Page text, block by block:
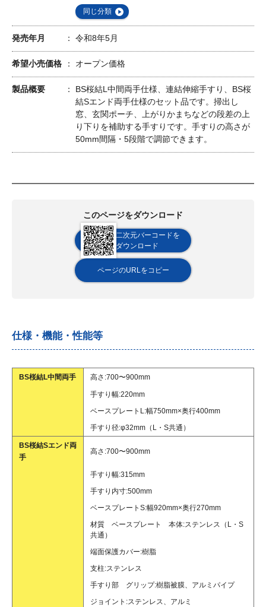
同じ分類
発売年月 令和8年5月
希望小売価格 オープン価格
製品概要
BS桜結L中間両手仕様、連結伸縮手すり、BS桜
結Sエンド両手仕様のセット品です。掃出し
窓、玄関ポーチ、上がりかまちなどの段差の上
り下りを補助する手すりです。手すりの高さが
50mm間隔・5段階で調節できます。
このページをダウンロード
二次元バーコードを
ダウンロード
ページのURLをコピー
仕様・機能・性能等
BS桜結L中間両手 高さ:700〜900mm
手すり幅:220mm
ベースプレートL:幅750mm×奥行400mm
手すり径:φ32mm（L・S共通）
BS桜結Sエンド両
手
高さ:700〜900mm
手すり幅:315mm
手すり内寸:500mm
ベースプレートS:幅920mm×奥行270mm
材質 ベースプレート 本体:ステンレス（L・S
共通）
端面保護カバー:樹脂
支柱:ステンレス
手すり部 グリップ:樹脂被膜、アルミパイプ
ジョイント:ステンレス、アルミ